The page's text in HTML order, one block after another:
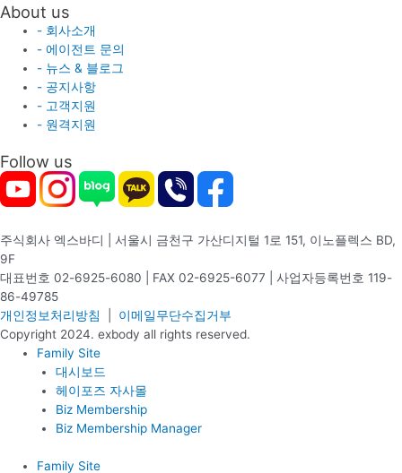
About us
- 회사소개
- 에이전트 문의
- 뉴스 & 블로그
- 공지사항
- 고객지원
- 원격지원
Follow us
주식회사 엑스바디 | 서울시 금천구 가산디지털 1로 151, 이노플렉스 BD,
9F
대표번호 02-6925-6080 | FAX 02-6925-6077 | 사업자등록번호 119-
86-49785
개인정보처리방침
이메일무단수집거부
Copyright 2024. exbody all rights reserved.
Family Site
대시보드
헤이포즈 자사몰
Biz Membership
Biz Membership Manager
Family Site